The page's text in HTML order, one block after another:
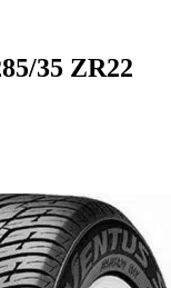
35 ZR22